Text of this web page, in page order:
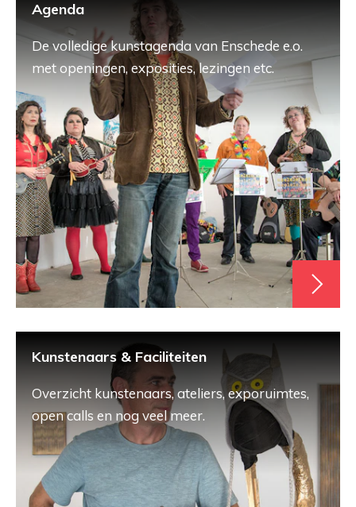
Agenda
De volledige kunstagenda van Enschede e.o.
met openingen, exposities, lezingen etc.
Kunstenaars & Faciliteiten
Overzicht kunstenaars, ateliers, exporuimtes,
open calls en nog veel meer.